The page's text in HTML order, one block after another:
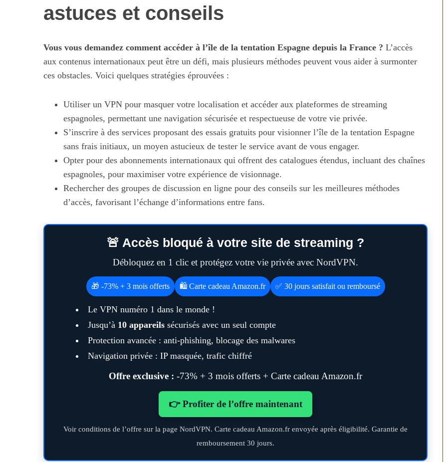
astuces et conseils
Vous vous demandez comment accéder à l’île de la tentation Espagne depuis la France ? L’accès
aux contenus internationaux peut être un défi, mais plusieurs méthodes peuvent vous aider à surmonter
ces obstacles. Voici quelques stratégies éprouvées :
Utiliser un VPN pour masquer votre localisation et accéder aux plateformes de streaming
espagnoles, permettant une navigation sécurisée et respectueuse de votre vie privée.
S’inscrire à des services proposant des essais gratuits pour visionner l’île de la tentation Espagne
sans frais initiaux, un moyen astucieux de tester le service avant de vous engager.
Opter pour des abonnements internationaux qui offrent des catalogues étendus, incluant des chaînes
espagnoles, pour maximiser votre expérience de visionnage.
Rechercher des groupes de discussion en ligne pour des conseils sur les meilleures méthodes
d’accès, favorisant l’échange d’informations entre fans.
🚨 Accès bloqué à votre site de streaming ?
Débloquez en 1 clic et protégez votre vie privée avec NordVPN.
🎁 -73% + 3 mois offerts 🛍️ Carte cadeau Amazon.fr ✅ 30 jours satisfait ou remboursé
Le VPN numéro 1 dans le monde !
Jusqu’à 10 appareils sécurisés avec un seul compte
Protection avancée : anti-phishing, blocage des malwares
Navigation privée : IP masquée, trafic chiffré
Offre exclusive : -73% + 3 mois offerts + Carte cadeau Amazon.fr
👉 Profiter de l’offre maintenant
Voir conditions de l’offre sur la page NordVPN. Carte cadeau Amazon.fr envoyée après éligibilité. Garantie de
remboursement 30 jours.